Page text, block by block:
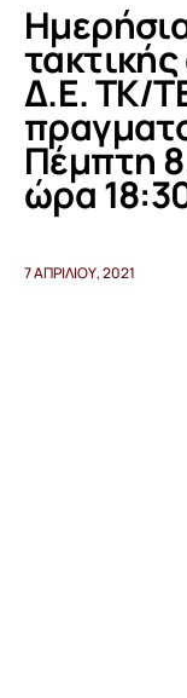
Δομή
Έργο
Δ.Ε. ΤΚ/
Πέμπτη 8
ώρα
7 ΑΠΡΙΛΊΟΥ, 2021